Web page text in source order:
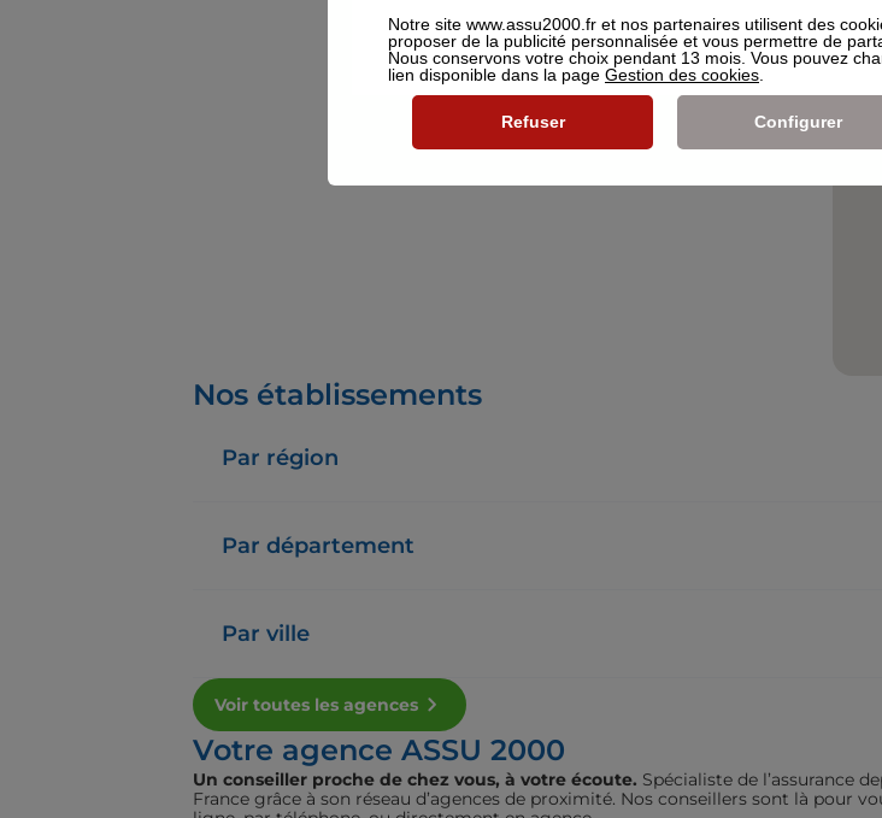
Nos établissements
Par région
Par département
Par ville
Voir toutes les agences
Votre agence ASSU 2000
Un conseiller proche de chez vous, à votre écoute. Spécialiste de l’assurance
France grâce à son réseau d’agences de proximité. Nos conseillers sont là pour
Notre site www.assu2000.fr et nos partenaires utilisent des
proposer de la publicité personnalisée et vous permettre de
Nous conservons votre choix pendant 13 mois. Vous pouvez
lien disponible dans la page Gestion des cookies
Refuser Configurer